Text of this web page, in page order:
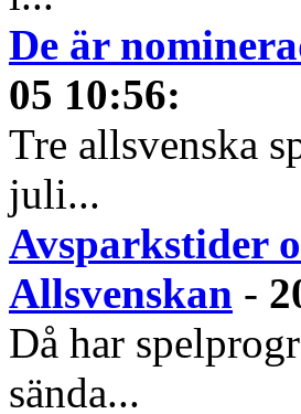
De är
05 10:56:
Tre allsvenska
juli...
Avsparkstider
Allsvenskan -
Då har
sända...